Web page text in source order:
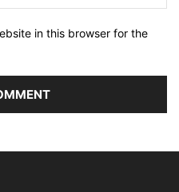
in this browser for the